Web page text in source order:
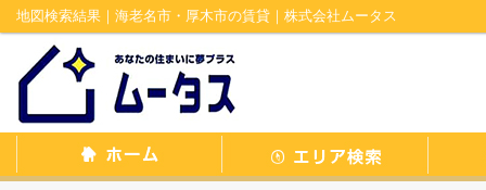
地図検索結果｜海老名市・厚木市の賃貸｜株式会社ムータス